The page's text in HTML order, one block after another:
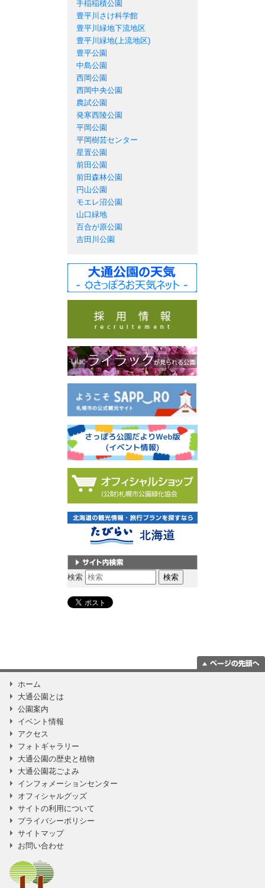
手稲稲積公園
豊平川さけ科学館
豊平川緑地下流地区
豊平川緑地(上流地区)
豊平公園
中島公園
西岡公園
西岡中央公園
農試公園
発寒西陵公園
平岡公園
平岡樹芸センター
星置公園
前田公園
前田森林公園
円山公園
モエレ沼公園
山口緑地
百合が原公園
吉田川公園
サイト内検索
検索
ホーム
大通公園とは
公園案内
イベント情報
アクセス
フォトギャラリー
大通公園の歴史と植物
大通公園花ごよみ
インフォメーションセンター
オフィシャルグッズ
サイトの利用について
プライバシーポリシー
サイトマップ
お問い合わせ